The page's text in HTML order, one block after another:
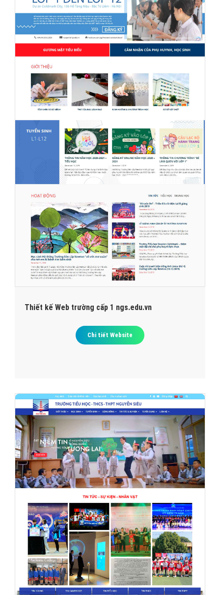
Thiết kế Web trường cấp 1 ngs.edu.vn
Chi tiết Website